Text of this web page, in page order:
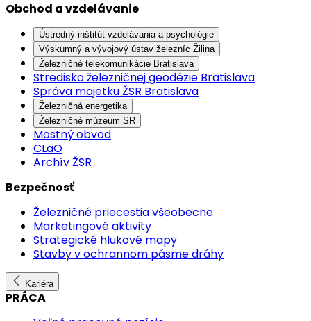
Obchod a vzdelávanie
Ústredný inštitút vzdelávania a psychológie
Výskumný a vývojový ústav železníc Žilina
Železničné telekomunikácie Bratislava
Stredisko železničnej geodézie Bratislava
Správa majetku ŽSR Bratislava
Železničná energetika
Železničné múzeum SR
Mostný obvod
CLaO
Archív ŽSR
Bezpečnosť
Železničné priecestia všeobecne
Marketingové aktivity
Strategické hlukové mapy
Stavby v ochrannom pásme dráhy
Kariéra
PRÁCA